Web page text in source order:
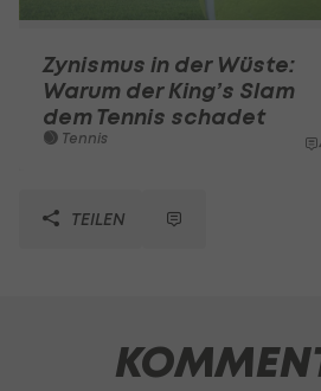
Zynismus in der Wüste:
Warum der King’s Slam
dem Tennis schadet
Tennis
TEILEN